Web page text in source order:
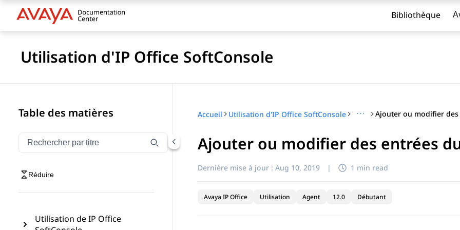
Bibliothèque
Utilisation d'IP Office SoftConsole
Table des matières
Filtrer la navigation par titre
Saisissez pour filtrer les éléments de navigation par titre
Réduire
Utilisation de IP Office
Accueil Utilisation d'IP Office SoftConsole ···
Ajouter ou modifier des entrées
Dernière mise à jour : Aug 10, 2019 | 1 min read
Avaya IP Office Utilisation Agent 12.0 Débutant